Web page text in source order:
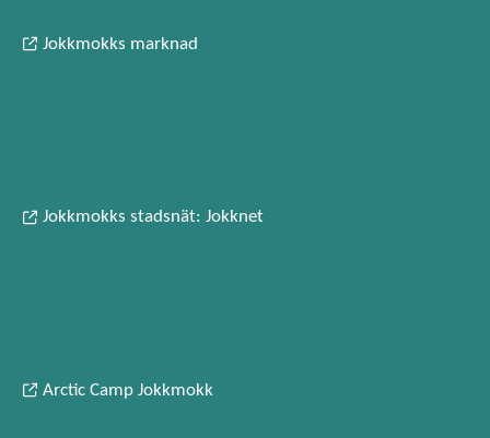
Jokkmokks marknad
Jokkmokks stadsnät: Jokknet
Arctic Camp Jokkmokk